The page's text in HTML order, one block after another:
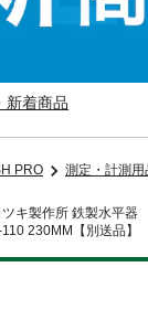
新着商品
PRO 測定・計測用
ツキ製作所 鉄製水平
230MM【別送品】